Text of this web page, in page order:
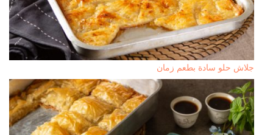
جلاش حلو سادة بطعم زمان